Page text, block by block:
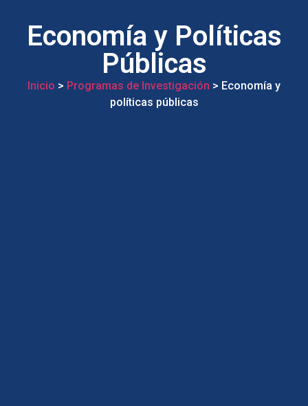
Economía y Políticas
Públicas
Inicio > Programas de Investigación > Economía y
políticas públicas